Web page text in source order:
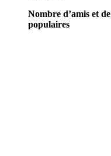
Nombre d’amis et de
populaires